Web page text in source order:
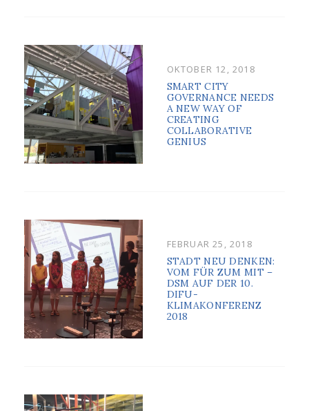
POSTED
ON
OKTOBER 12, 2018
SMART CITY
GOVERNANCE NEEDS
A NEW WAY OF
CREATING
COLLABORATIVE
GENIUS
POSTED
ON
FEBRUAR 25, 2018
STADT NEU DENKEN:
VOM FÜR ZUM MIT –
DSM AUF DER 10.
DIFU-
KLIMAKONFERENZ
2018